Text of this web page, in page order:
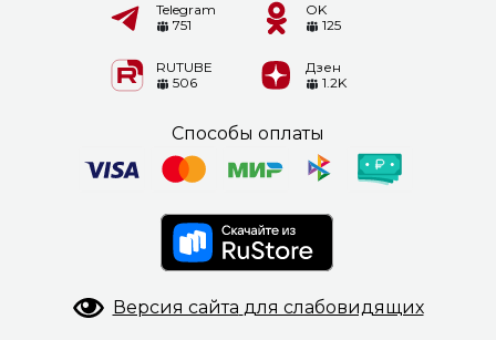
Telegram
751
OK
125
RUTUBE
506
Дзен
1.2K
Способы оплаты
Версия сайта для слабовидящих